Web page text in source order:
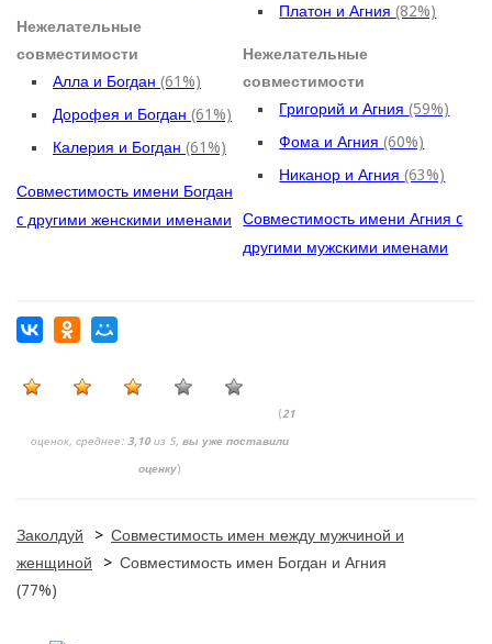
Нежелательные
совместимости
Алла и Богдан (61%)
Дорофея и Богдан (61%)
Калерия и Богдан (61%)
Совместимость имени Богдан
c другими женскими именами
Платон и Агния(82%)
Нежелательные
совместимости
Григорий и Агния(59%)
Фома и Агния(60%)
Никанор и Агния(63%)
Совместимость имени Агния c
другими мужскими именами
(21
оценок, среднее: 3,10из 5, вы уже поставили
оценку)
Заколдуй > Совместимость имен между мужчиной и
женщиной
> Совместимость имен Богдан и Агния
(77%)